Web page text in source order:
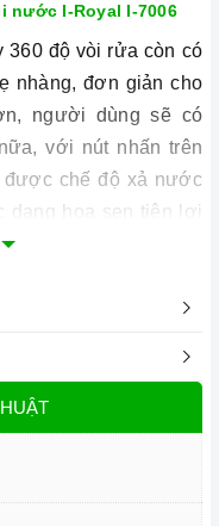
nước I-Royal I-7006
360 độ vòi rửa còn có
nhàng, đơn giản cho
người dùng sẽ có
với nút nhấn trên
được chế độ xả nước
dạng hoa sen tiện lợi
nhau và khi cần
đã có nước sử dụng
thìVòi nước I-Royal
người bạn đồng
trợ, là vật dụng không
hiện nay, nhất là
luôn bận rộn đối với